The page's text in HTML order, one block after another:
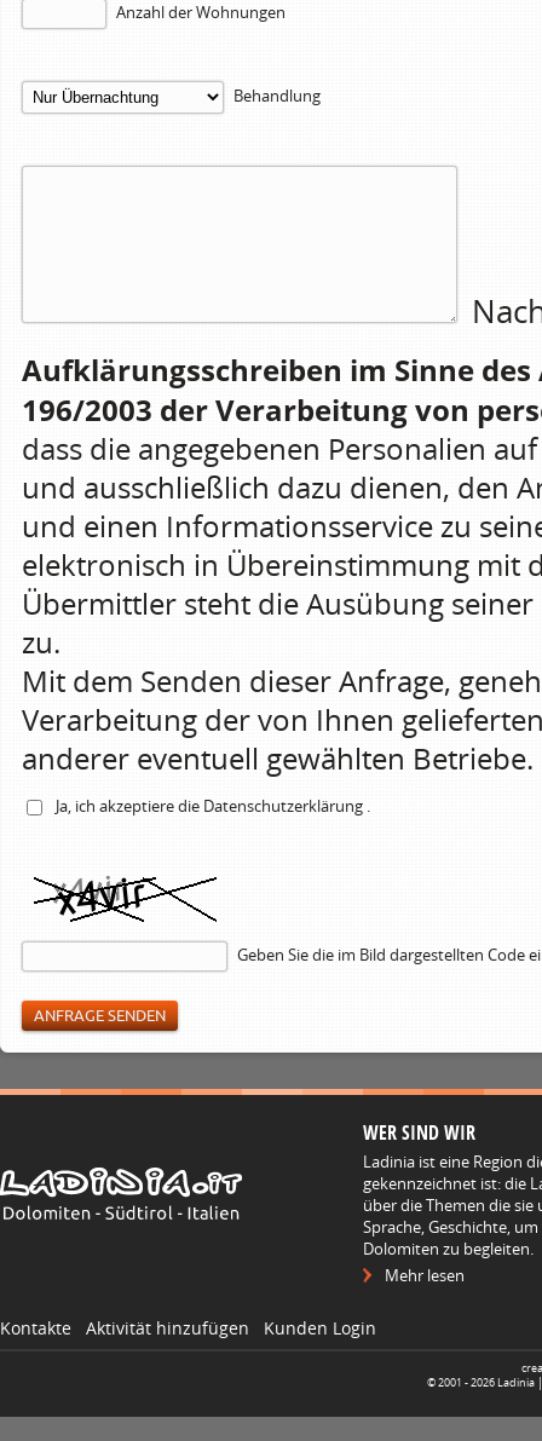
Anzahl der Wohnungen
Behandlung
Aufklärungsschreiben im Sinne
196/2003 der Verarbeitung von
dass die angegebenen Personalien
und ausschließlich dazu dienen, den
und einen Informationsservice zu
elektronisch in Übereinstimmung mit
Übermittler steht die Ausübung
zu.
Mit dem Senden dieser Anfrage,
Verarbeitung der von Ihnen
anderer eventuell gewählten Betriebe.
Ja, ich akzeptiere die Datenschutzerklärung .
Geben Sie die im Bild dargestellten Code
WER SIND WIR
Ladinia ist eine Region
gekennzeichnet ist: die
über die Themen die
Sprache, Geschichte,
Dolomiten zu begleiten.
Mehr lesen
Kontakte Aktivität hinzufügen Kunden Login
© 2001 -2026 Ladinia